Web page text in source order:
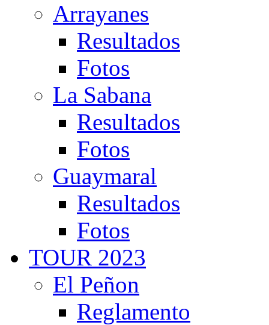
Arrayanes
Resultados
Fotos
La Sabana
Resultados
Fotos
Guaymaral
Resultados
Fotos
TOUR 2023
El Peñon
Reglamento